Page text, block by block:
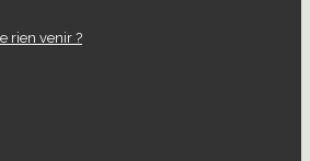
rien venir ?